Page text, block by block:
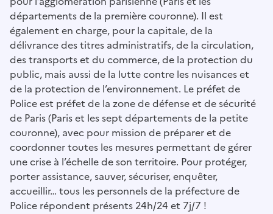
départements de la première couronne). Il est
également en charge, pour la capitale, de la
délivrance des titres administratifs, de la circulation,
des transports et du commerce, de la protection du
public, mais aussi de la lutte contre les nuisances et
de la protection de l’environnement. Le préfet de
Police est préfet de la zone de défense et de sécurité
de Paris (Paris et les sept départements de la petite
couronne), avec pour mission de préparer et de
coordonner toutes les mesures permettant de gérer
une crise à l’échelle de son territoire. Pour protéger,
porter assistance, sauver, sécuriser, enquêter,
accueillir… tous les personnels de la préfecture de
Police répondent présents 24h/24 et 7j/7 !